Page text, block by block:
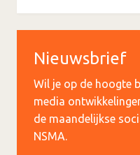
Nieuwsbrief
Wil je op de hoogte
media
de maandelijkse
NSMA.